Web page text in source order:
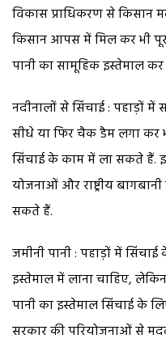
विकास प्राधिकरण से
किसान आपस में मिल कर भी
पानी का सामूहिक इस्तेमाल
नदीनालों से सिंचाई : पहाड़ों
सीधे या फिर चैक डैम लगा कर
सिंचाई के काम में ला सकते हैं.
योजनाओं और राष्ट्रीय
सकते हैं.
जमीनी पानी : पहाड़ों में
इस्तेमाल में लाना चाहिए,
पानी का इस्तेमाल सिंचाई के
सरकार की परियोजनाओं से